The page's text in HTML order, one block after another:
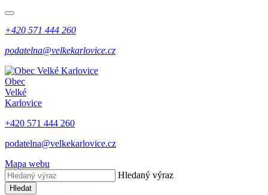
+420 571 444 260
podatelna@velkekarlovice.cz
Obec
Velké
Karlovice
+420 571 444 260
podatelna@velkekarlovice.cz
Mapa webu
Hledaný výraz
Hledat